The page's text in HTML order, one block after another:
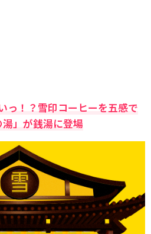
っ！？雪印コーヒーを五感で
」が銭湯に登場